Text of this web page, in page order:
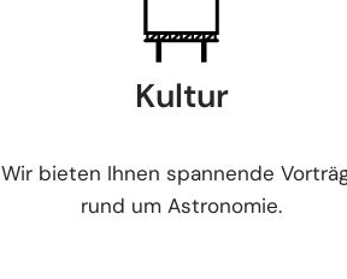
Kultur
Wir bieten Ihnen spannende
rund um Astronomie.